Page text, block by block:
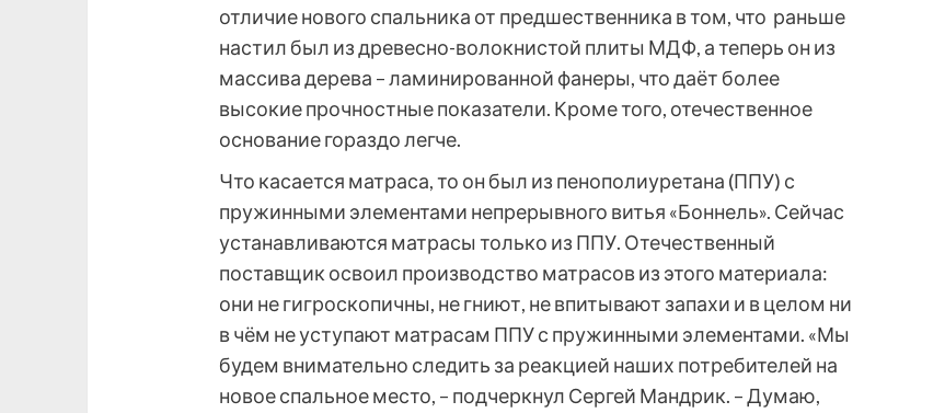
отличие нового спальника от предшественника в том, что раньше
настил был из древесно-волокнистой плиты МДФ, а теперь он из
массива дерева – ламинированной фанеры, что даёт более
высокие прочностные показатели. Кроме того, отечественное
основание гораздо легче.
Что касается матраса, то он был из пенополиуретана (ППУ) с
пружинными элементами непрерывного витья «Боннель». Сейчас
устанавливаются матрасы только из ППУ. Отечественный
поставщик освоил производство матрасов из этого материала:
они не гигроскопичны, не гниют, не впитывают запахи и в целом ни
в чём не уступают матрасам ППУ с пружинными элементами. «Мы
будем внимательно следить за реакцией наших потребителей на
новое спальное место, – подчеркнул Сергей Мандрик. – Думаю,